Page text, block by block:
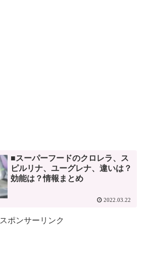
■スーパーフードのクロレラ、ス
ピルリナ、ユーグレナ、違いは？
効能は？情報まとめ
2022.03.22
スポンサーリンク